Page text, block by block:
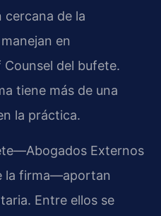
cercana de la
en
del bufete.
tiene más de una
la práctica.
Externos
la firma—aportan
Entre ellos se